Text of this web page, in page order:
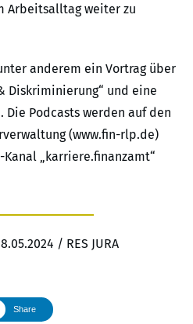
Arbeitsalltag weiter zu
anderem ein Vortrag über
Diskriminierung“ und eine
Die Podcasts werden auf den
(www.fin-rlp.de)
„karriere.finanzamt“
/ RES JURA
Share